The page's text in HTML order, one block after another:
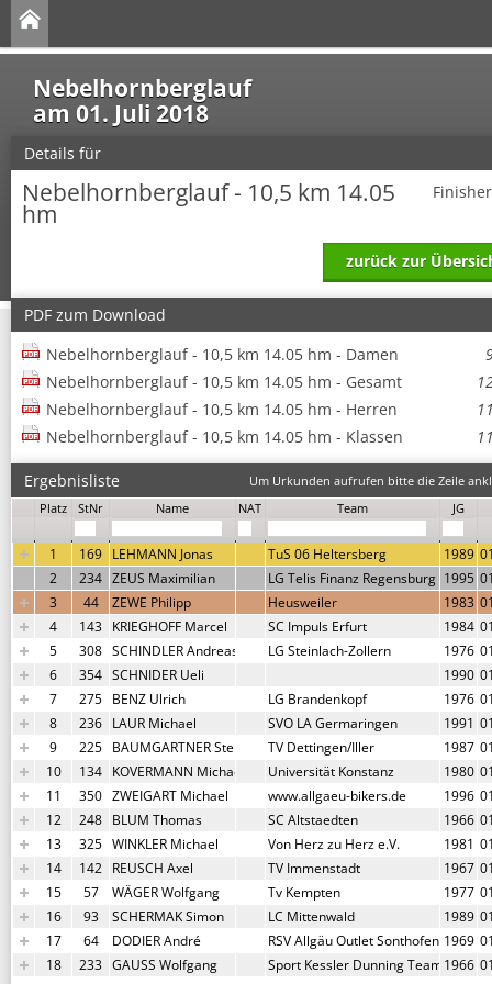
Nebelhornberglauf
am 01. Juli 2018
Details für
Nebelhornberglauf - 10,5 km 14.05
hm
zurück zur
PDF zum Download
Nebelhornberglauf - 10,5 km 14.05 hm - Damen
Nebelhornberglauf - 10,5 km 14.05 hm - Gesamt
Nebelhornberglauf - 10,5 km 14.05 hm - Herren
Nebelhornberglauf - 10,5 km 14.05 hm - Klassen
Ergebnisliste
Um Urkunden aufrufen bitte die Zeile
Platz
StNr Name NAT Team JG
1 169 LEHMANN Jonas TuS 06 Heltersberg 1989
2
234 ZEUS Maximilian LG Telis Finanz Regensburg 1995
3
44 ZEWE Philipp Heusweiler 1983
4
143 KRIEGHOFF Marcel SC Impuls Erfurt 1984
5
308 SCHINDLER Andreas LG Steinlach-Zollern 1976
6
354 SCHNIDER Ueli 1990
7
275 BENZ Ulrich LG Brandenkopf 1976
8
236 LAUR Michael SVO LA Germaringen 1991
9
225 BAUMGARTNER Stephen TV Dettingen/Iller 1987
10
134 KOVERMANN Michael Universität Konstanz 1980
11
350 ZWEIGART Michael www.allgaeu-bikers.de 1996
12
248 BLUM Thomas SC Altstaedten 1966
13
325 WINKLER Michael Von Herz zu Herz e.V. 1981
14
142 REUSCH Axel TV Immenstadt 1967
15
57 WÄGER Wolfgang Tv Kempten 1977
16
93 SCHERMAK Simon LC Mittenwald 1989
17
64 DODIER André RSV Allgäu Outlet Sonthofen 1969
18
233 GAUSS Wolfgang Sport Kessler Dunning Team 1966